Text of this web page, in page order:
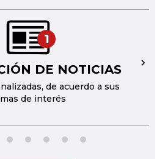
1
DE NOTICIAS
de acuerdo a sus
de interés
→